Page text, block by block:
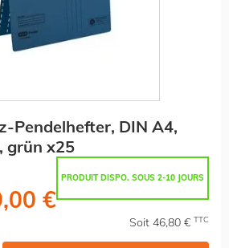
Pendelhefter, DIN A4,
grün x25
PRODUIT DISPO. SOUS 2-10 JOURS
€
Soit 46,80 € TTC